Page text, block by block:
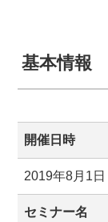
基本情報
開催日時
2019年8月1
セミナー名